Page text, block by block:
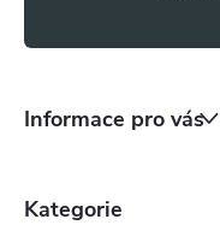
Informace pro vás
Kategorie